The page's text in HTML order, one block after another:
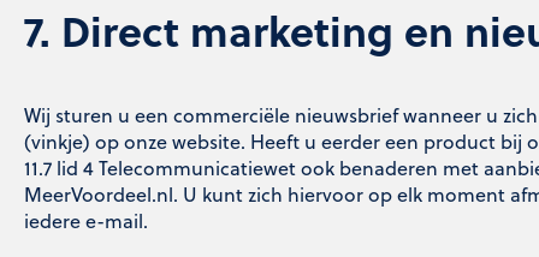
7. Direct marketing en
Wij sturen u een commerciële nieuwsbrief wanneer u
(vinkje) op onze website. Heeft u eerder een product bij
11.7 lid 4 Telecommunicatiewet ook benaderen met
MeerVoordeel.nl. U kunt zich hiervoor op elk moment
iedere e-mail.